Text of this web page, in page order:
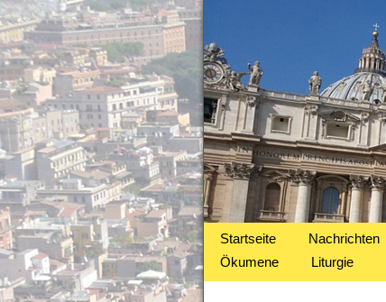
Startseite Nachrichten
Ökumene
Liturgie